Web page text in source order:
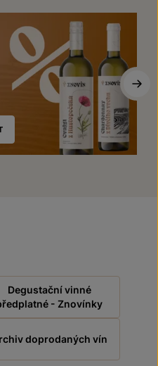
Degustační vinné
- Znovínky
doprodaných vín